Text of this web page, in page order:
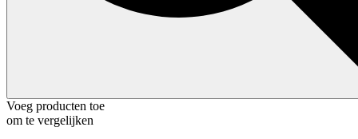
Voeg producten toe
om te vergelijken